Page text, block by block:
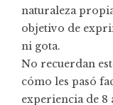
naturaleza
objetivo de
ni gota.
No recuerdan
cómo les pasó
experiencia de 8